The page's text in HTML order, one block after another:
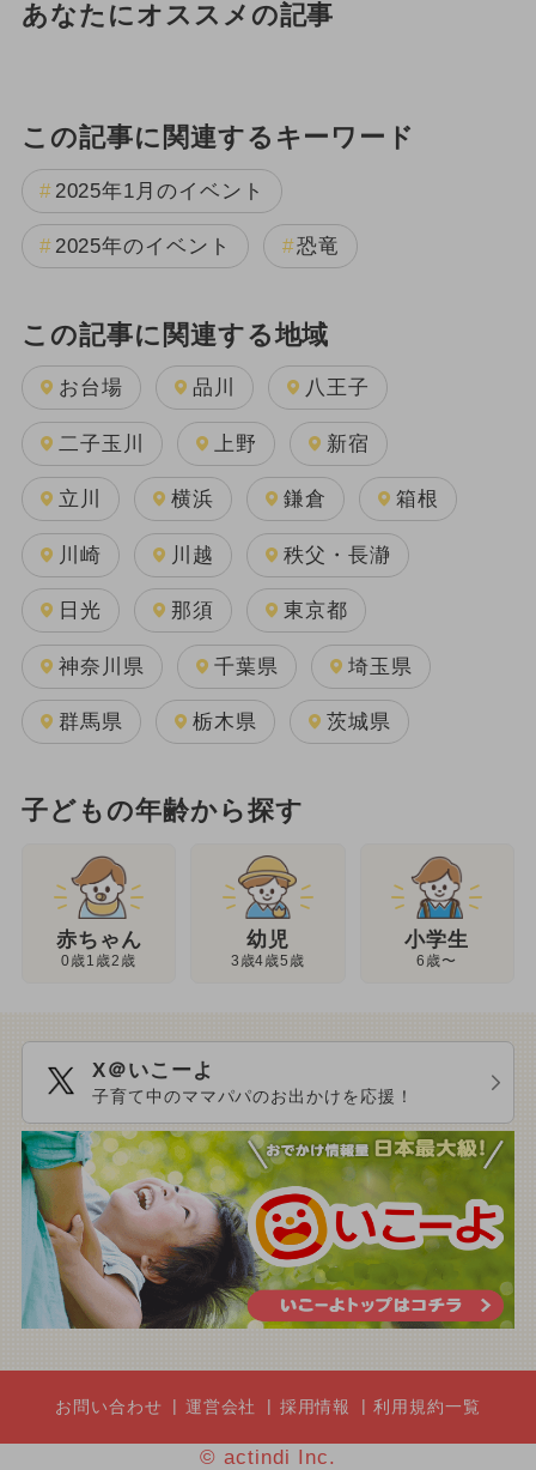
あなたにオススメの記事
この記事に関連するキーワード
2025年1月のイベント
2025年のイベント 恐竜
この記事に関連する地域
お台場 品川 八王子
二子玉川 上野 新宿
立川 横浜 鎌倉 箱根
川崎 川越 秩父・長瀞
日光 那須 東京都
神奈川県 千葉県 埼玉県
群馬県 栃木県 茨城県
子どもの年齢から探す
赤ちゃん
0歳1歳2歳
幼児
3歳4歳5歳
小学生
6歳〜
X＠いこーよ
子育て中のママパパのお出かけを応援！
お問い合わせ 運営会社 採用情報 利用規約一覧
© actindi Inc.